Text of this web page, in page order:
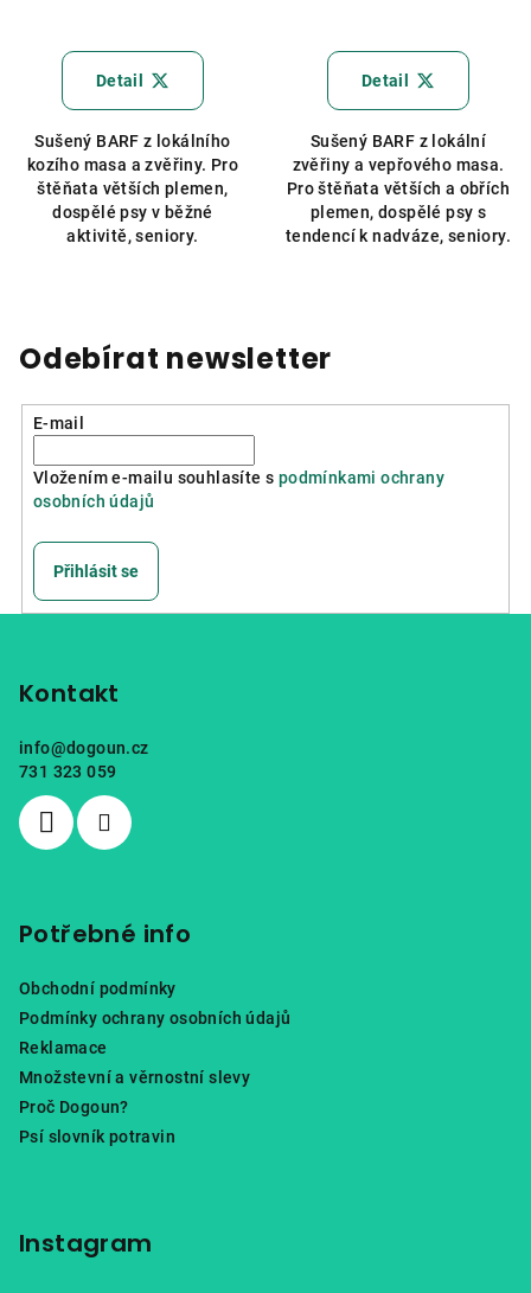
hodnocení
produktu
z
5
hvězdiček.
Detail
Sušený BARF z lokálního
kozího masa a zvěřiny. Pro
štěňata větších plemen,
dospělé psy v běžné
aktivitě, seniory.
Detail
Sušený BARF z lokální
zvěřiny a vepřového masa.
Pro štěňata větších a obřích
plemen, dospělé psy s
tendencí k nadváze, seniory.
Odebírat newsletter
E-mail
Vložením e-mailu souhlasíte s podmínkami ochrany
osobních údajů
Přihlásit se
Kontakt
info@dogoun.cz
731 323 059
Potřebné info
Obchodní podmínky
Podmínky ochrany osobních údajů
Reklamace
Množstevní a věrnostní slevy
Proč Dogoun?
Psí slovník potravin
Instagram